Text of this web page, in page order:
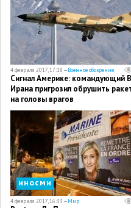
4 февраля 2017, 17:18 —Военное обозрение
Сигнал Америке: командующий
Ирана пригрозил обрушить
на головы врагов
иносми
4 февраля 2017, 16:33 —Мир